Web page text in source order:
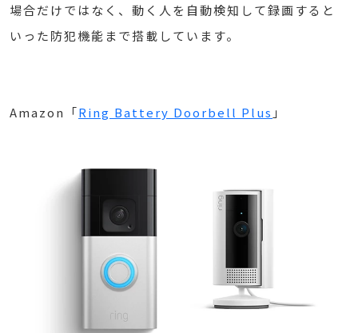
場合だけではなく、動く人を自動検知して録画すると
いった防犯機能まで搭載しています。
Amazon「Ring Battery Doorbell Plus 」